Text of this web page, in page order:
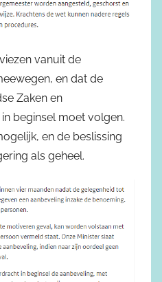
vanuit de
en dat de
Zaken en
beginsel moet volgen.
en de beslissing
als geheel.